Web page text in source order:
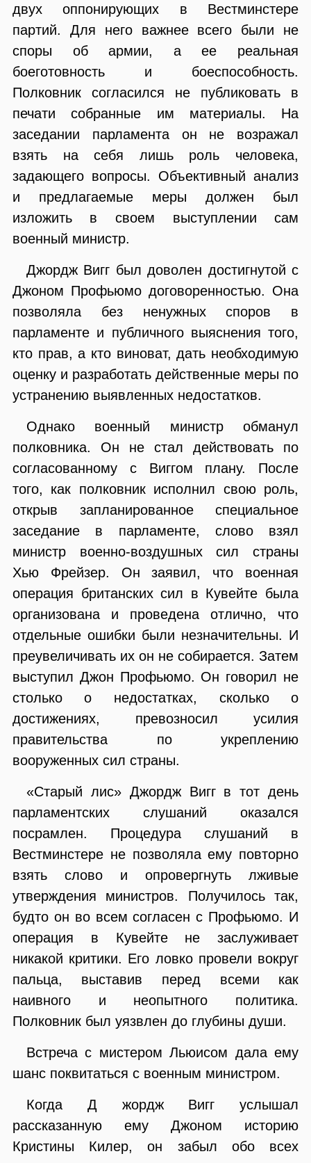
двух оппонирующих в Вестминстере
партий. Для него важнее всего были не
споры об армии, а ее реальная
боеготовность и боеспособность.
Полковник согласился не публиковать в
печати собранные им материалы. На
заседании парламента он не возражал
взять на себя лишь роль человека,
задающего вопросы. Объективный анализ
и предлагаемые меры должен был
изложить в своем выступлении сам
военный министр.
Джордж Вигг был доволен достигнутой с
Джоном Профьюмо договоренностью. Она
позволяла без ненужных споров в
парламенте и публичного выяснения того,
кто прав, а кто виноват, дать необходимую
оценку и разработать действенные меры по
устранению выявленных недостатков.
Однако военный министр обманул
полковника. Он не стал действовать по
согласованному с Виггом плану. После
того, как полковник исполнил свою роль,
открыв запланированное специальное
заседание в парламенте, слово взял
министр военно-воздушных сил страны
Хью Фрейзер. Он заявил, что военная
операция британских сил в Кувейте была
организована и проведена отлично, что
отдельные ошибки были незначительны. И
преувеличивать их он не собирается. Затем
выступил Джон Профьюмо. Он говорил не
столько о недостатках, сколько о
достижениях, превозносил усилия
правительства по укреплению
вооруженных сил страны.
«Старый лис» Джордж Вигг в тот день
парламентских слушаний оказался
посрамлен. Процедура слушаний в
Вестминстере не позволяла ему повторно
взять слово и опровергнуть лживые
утверждения министров. Получилось так,
будто он во всем согласен с Профьюмо. И
операция в Кувейте не заслуживает
никакой критики. Его ловко провели вокруг
пальца, выставив перед всеми как
наивного и неопытного политика.
Полковник был уязвлен до глубины души.
Встреча с мистером Льюисом дала ему
шанс поквитаться с военным министром.
Когда Д жордж Вигг услышал
рассказанную ему Джоном историю
Кристины Килер, он забыл обо всех